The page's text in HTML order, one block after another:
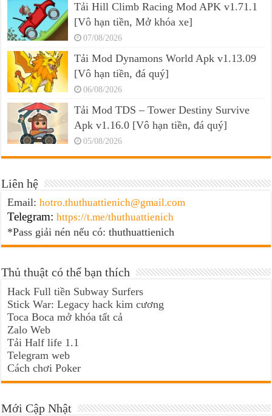
Tải Hill Climb Racing Mod APK v1.71.1
[Vô hạn tiền, Mở khóa xe]
07/08/2026
Tải Mod Dynamons World Apk v1.13.09
[Vô hạn tiền, đá quý]
06/08/2026
Tải Mod TDS – Tower Destiny Survive
Apk v1.16.0 [Vô hạn tiền, đá quý]
05/08/2026
Liên hệ
Email:hotro.thuthuattienich@gmail.com
Telegram: https://t.me/thuthuattienich
*Pass giải nén nếu có: thuthuattienich
Thủ thuật có thể bạn thích
Hack Full tiền Subway Surfers
Stick War: Legacy hack kim cương
Toca Boca mở khóa tất cả
Zalo Web
Tải Half life 1.1
Telegram web
Cách chơi Poker
Mới Cập Nhật